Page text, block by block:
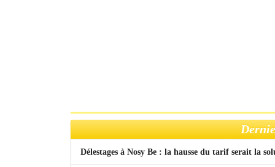
Délestages à Nosy Be : la hausse du tarif serait la